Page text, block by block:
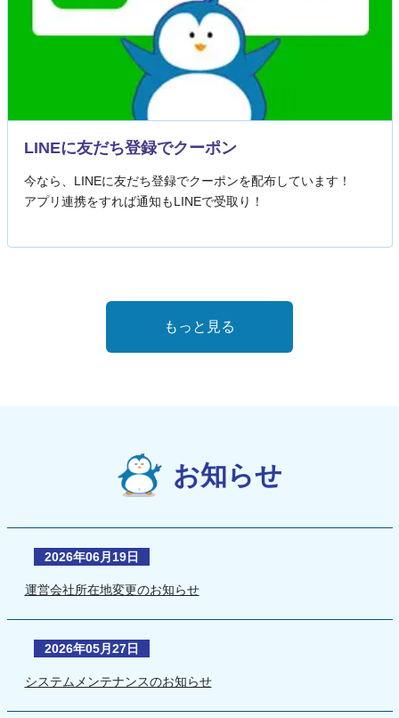
LINEに友だち登録でクーポン
今なら、LINEに友だち登録でクーポンを配布しています！
アプリ連携をすれば通知もLINEで受取り！
もっと見る
お知らせ
2026年06月19日
運営会社所在地変更のお知らせ
2026年05月27日
システムメンテナンスのお知らせ